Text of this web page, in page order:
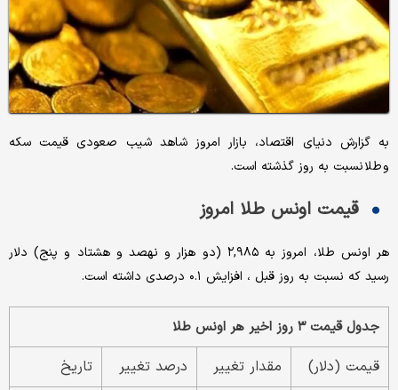
به گزارش دنیای اقتصاد، بازار امروز شاهد شیب صعودی قیمت سکه
و طلا نسبت به روز گذشته است.
قیمت اونس طلا امروز
هر اونس طلا، امروز به ۲,۹۸۵ (دو هزار و نهصد و هشتاد و پنج) دلار
رسید که نسبت به روز قبل ، افزایش ۰.۱ درصدی داشته است.
جدول قیمت ۳ روز اخیر هر اونس طلا
قیمت (دلار) مقدار تغییر درصد تغییر
تاریخ